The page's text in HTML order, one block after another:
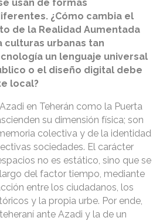
usan de formas
¿Cómo cambia el
de la Realidad Aumentada
culturas urbanas tan
un lenguaje universal
o el diseño digital debe
local?
en Teherán como la Puerta
su dimensión física; son
colectiva y de la identidad
sociedades. El carácter
no es estático, sino que se
del factor tiempo, mediante
entre los ciudadanos, los
y la propia urbe. Por ende,
ante Azadi y la de un